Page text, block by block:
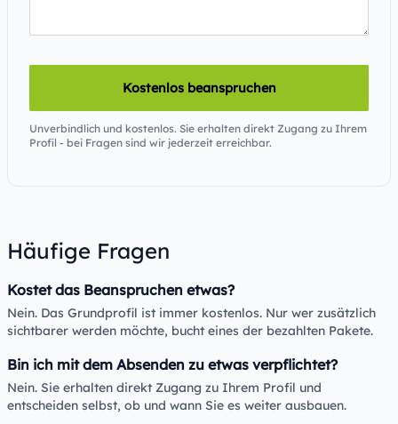
Kostenlos beanspruchen
Unverbindlich und kostenlos. Sie erhalten direkt Zugang zu Ihrem
Profil - bei Fragen sind wir jederzeit erreichbar.
Häufige Fragen
Kostet das Beanspruchen etwas?
Nein. Das Grundprofil ist immer kostenlos. Nur wer zusätzlich
sichtbarer werden möchte, bucht eines der bezahlten Pakete.
Bin ich mit dem Absenden zu etwas verpflichtet?
Nein. Sie erhalten direkt Zugang zu Ihrem Profil und
entscheiden selbst, ob und wann Sie es weiter ausbauen.